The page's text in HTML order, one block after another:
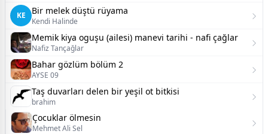
KE Bir melek düştü rüyama
Kendi Halinde
Memik kiya oguşu (ailesi) manevi tarihi - nafi çağlar
Nafiz Tançağlar
Bahar gözlüm bölüm 2
AYSE 09
Taş duvarları delen bir yeşil ot bitkisi
brahim
Çocuklar ölmesin
Mehmet Ali Sel